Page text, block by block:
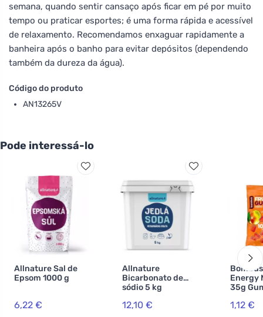
semana, quando sentir cansaço após ficar em pé por muito
tempo ou praticar esportes; é uma forma rápida e acessível
de relaxamento. Recomendamos enxaguar rapidamente a
banheira após o banho para evitar depósitos (dependendo
também da dureza da água).
Código do produto
AN13265V
Pode interessá-lo
Allnature Sal de
Epsom 1000 g
6,22 €
Allnature
Bicarbonato de
sódio 5 kg
12,10 €
Energy
35g
1,12 €